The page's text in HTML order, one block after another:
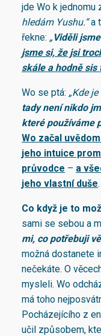
jde Wo k jednomu
hledám Yushu.“a
řekne: „Viděli
jsme si, že jsi
skále a hodně sis
Wo se ptá: „Kde
tady není nikdo
které používáme
Wo začal
jeho intuice
průvodce – a
jeho vlastní duše.
Co když je to
sami se sebou a
mi, co potřebuji
možná dostanete
nečekáte. O
mysleli. Wo
má toho
Pocházejícího z
učil způsobem,